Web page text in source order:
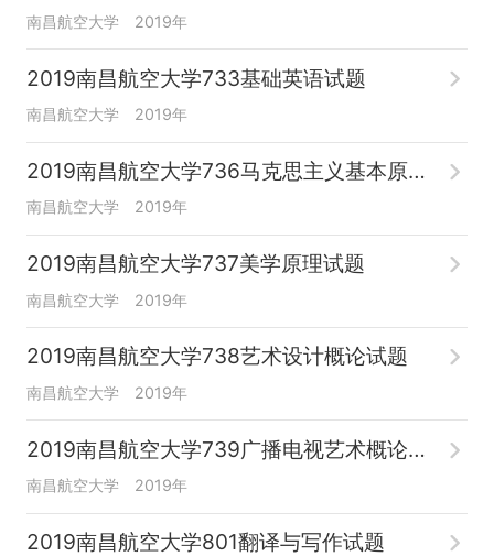
南昌航空大学 2019年
2019南昌航空大学733基础英语试题
南昌航空大学 2019年
2019南昌航空大学736马克思主义基本原理试题
南昌航空大学 2019年
2019南昌航空大学737美学原理试题
南昌航空大学 2019年
2019南昌航空大学738艺术设计概论试题
南昌航空大学 2019年
2019南昌航空大学739广播电视艺术概论试题
南昌航空大学 2019年
2019南昌航空大学801翻译与写作试题